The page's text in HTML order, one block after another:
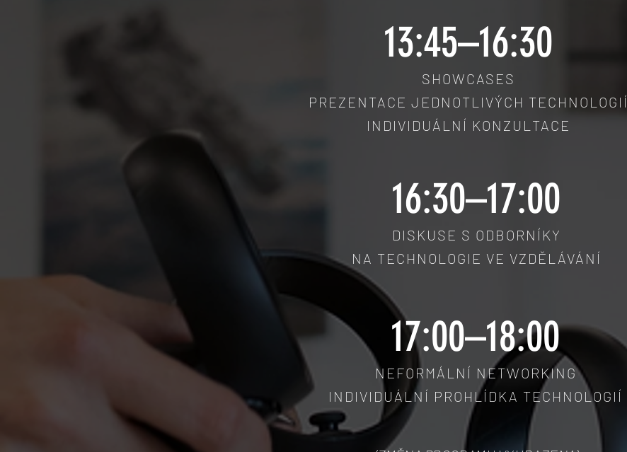
13:45–16:30
SHOWCASES
PREZENTACE JEDNOTLIVÝCH TECHNOLOGIÍ
INDIVIDUÁLNÍ KONZULTACE
16:30–17:00
DISKUSE S ODBORNÍKY
NA TECHNOLOGIE VE VZDĚLÁVÁNÍ
17:00–18:00
NEFORMÁLNÍ NETWORKING
INDIVIDUÁLNÍ PROHLÍDKA TECHNOLOGIÍ